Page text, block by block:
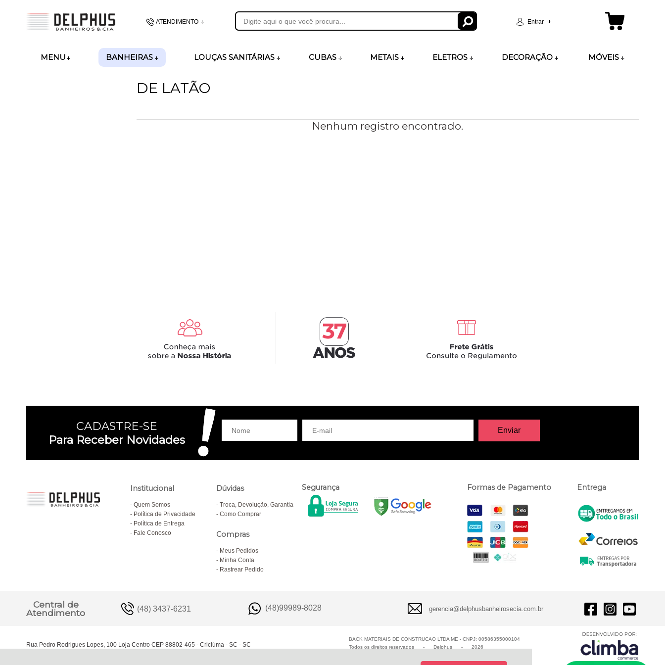
ATENDIMENTO
(48)99989-8028
gerencia@delphusbanheirosecia.com.br
Entrar
MENU BANHEIRAS LOUÇAS SANITÁRIAS CUBAS METAIS ELETROS DECORAÇÃO MÓVEIS
DE LATÃO
Nenhum registro encontrado.
CADASTRE-SE
Para Receber Novidades
Institucional
Quem Somos
Política de Privacidade
Política de Entrega
Fale Conosco
Dúvidas
Troca, Devolução, Garantia
Como Comprar
Compras
Meus Pedidos
Minha Conta
Rastrear Pedido
Segurança Formas de Pagamento Entrega
Central de
Atendimento
(48) 3437-6231 (48)99989-8028 gerencia@delphusbanheirosecia.com.br
Rua Pedro Rodrigues Lopes, 100 Loja Centro CEP 88802-465 - Criciúma - SC - SC
BACK MATERIAIS DE CONSTRUCAO LTDA ME - CNPJ: 00586355000104
Todos os direitos reservados
- Delphus - 2026